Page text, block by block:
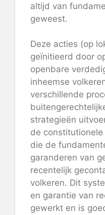
altijd van
geweest.
Deze acties (op
geïnitieerd door
openbare
inheemse
verschillende
strategieën
de
die de
garanderen van
recentelijk
volkeren. Dit
en garantie van
gewerkt en is